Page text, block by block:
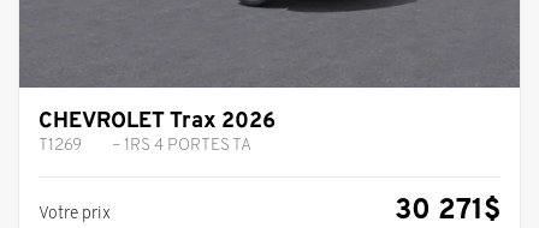
CHEVROLET Trax 2026
T1269 – 1RS 4 PORTES TA
Votre prix 30 271$